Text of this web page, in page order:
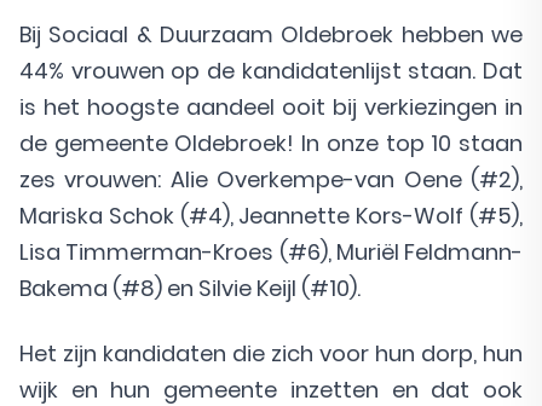
Bij Sociaal & Duurzaam Oldebroek hebben we
44% vrouwen op de kandidatenlijst staan. Dat
is het hoogste aandeel ooit bij verkiezingen in
de gemeente Oldebroek! In onze top 10 staan
zes vrouwen: Alie Overkempe-van Oene (#2),
Mariska Schok (#4), Jeannette Kors-Wolf (#5),
Lisa Timmerman-Kroes (#6), Muriël Feldmann-
Bakema (#8) en Silvie Keijl (#10).
Het zijn kandidaten die zich voor hun dorp, hun
wijk en hun gemeente inzetten en dat ook